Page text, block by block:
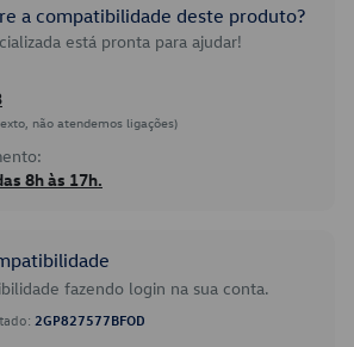
a compatibilidade deste produto?
está pronta para ajudar!
não atendemos ligações)
8h às 17h.
fazendo login na sua conta.
2GP827577BFOD